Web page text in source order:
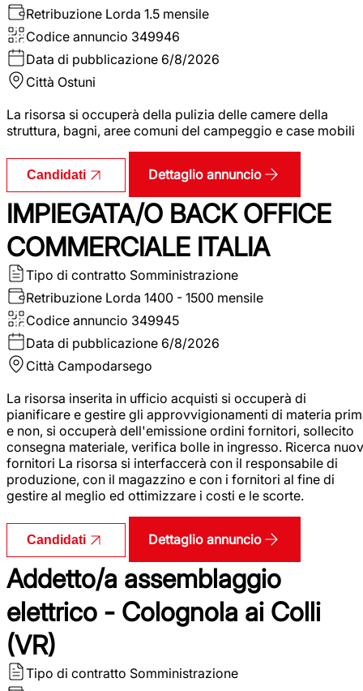
Retribuzione Lorda 1.5 mensile
Codice annuncio 349946
Data di pubblicazione 6/8/2026
Città Ostuni
La risorsa si occuperà della pulizia delle camere della
struttura, bagni, aree comuni del campeggio e case mobili
Candidati Dettaglio annuncio
IMPIEGATA/O BACK OFFICE
COMMERCIALE ITALIA
Tipo di contratto Somministrazione
Retribuzione Lorda 1400 - 1500 mensile
Codice annuncio 349945
Data di pubblicazione 6/8/2026
Città Campodarsego
La risorsa inserita in ufficio acquisti si occuperà di
pianificare e gestire gli approvvigionamenti di materia
e non, si occuperà dell'emissione ordini fornitori, sollecito
consegna materiale, verifica bolle in ingresso. Ricerca
fornitori La risorsa si interfaccerà con il responsabile di
produzione, con il magazzino e con i fornitori al fine di
gestire al meglio ed ottimizzare i costi e le scorte.
Candidati Dettaglio annuncio
Addetto/a assemblaggio
elettrico - Colognola ai Colli
(VR)
Tipo di contratto Somministrazione